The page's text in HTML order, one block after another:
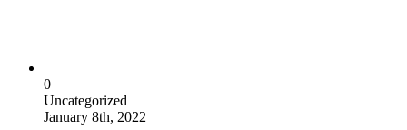
0
Uncategorized
January 8th, 2022